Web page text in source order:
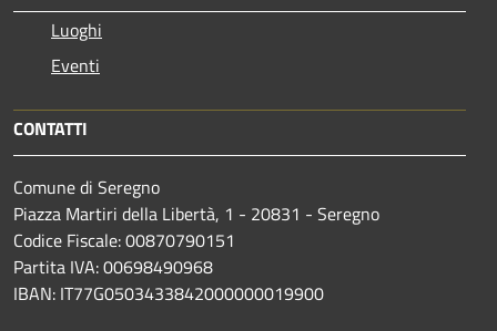
Luoghi
Eventi
CONTATTI
Comune di Seregno
Piazza Martiri della Libertà, 1 - 20831 - Seregno
Codice Fiscale: 00870790151
Partita IVA: 00698490968
IBAN: IT77G0503433842000000019900